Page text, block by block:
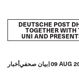
DEUTSCHE POST
TOGETHER
UNI AND
أخباربيان صحفي 09 AUG